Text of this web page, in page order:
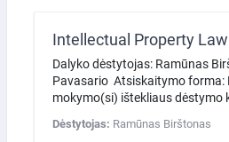
Dalyko dėstytojas: Ramūnas
Pavasario Atsiskaitymo forma:
mokymo(si) ištekliaus dėstymo
Dėstytojas: Ramūnas Birštonas